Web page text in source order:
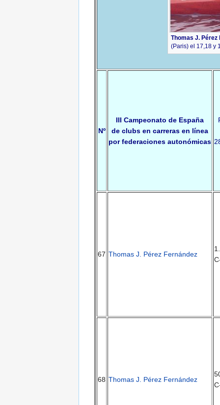
Thomas J. Pérez
(Paris) el 17,18 y
Nº
III Campeonato de España
de clubs en carreras en línea
por federaciones autonómicas
67 Thomas J. Pérez Fernández
68 Thomas J. Pérez Fernández